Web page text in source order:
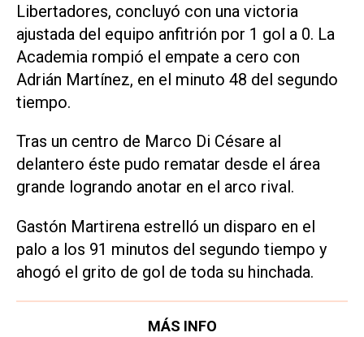
Libertadores, concluyó con una victoria
ajustada del equipo anfitrión por 1 gol a 0. La
Academia rompió el empate a cero con
Adrián Martínez, en el minuto 48 del segundo
tiempo.
Tras un centro de Marco Di Césare al
delantero éste pudo rematar desde el área
grande logrando anotar en el arco rival.
Gastón Martirena estrelló un disparo en el
palo a los 91 minutos del segundo tiempo y
ahogó el grito de gol de toda su hinchada.
MÁS INFO